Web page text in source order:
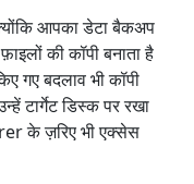
आपका डेटा बैकअप
की कॉपी बनाता है
गए बदलाव भी कॉपी
टार्गेट डिस्क पर रखा
के ज़रिए भी एक्सेस